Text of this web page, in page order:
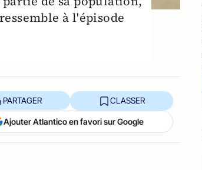
à l'épisode
PARTAGER CLASSER
Ajouter Atlantico en favori sur Google